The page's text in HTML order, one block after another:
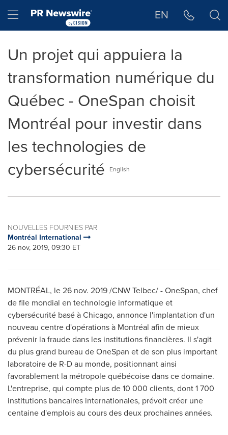
Hamburger menu EN
Un projet qui appuiera la
transformation numérique du
Québec - OneSpan choisit
Montréal pour investir dans
les technologies de
cybersécurité
English
NOUVELLES FOURNIES PAR
Montréal International
26 nov, 2019, 09:30 ET
MONTRÉAL, le26 nov. 2019/CNW Telbec/ - OneSpan, chef
de file mondial en technologie informatique et
cybersécurité basé àChicago, annonce l'implantation d'un
nouveau centre d'opérations à Montréal afin de mieux
prévenir la fraude dans les institutions financières. Il s'agit
du plus grand bureau de OneSpan et de son plus important
laboratoire de R-D au monde, positionnant ainsi
favorablement la métropole québécoise dans ce domaine.
L'entreprise, qui compte plus de 10 000 clients, dont 1 700
institutions bancaires internationales, prévoit créer une
centaine d'emplois au cours des deux prochaines années.